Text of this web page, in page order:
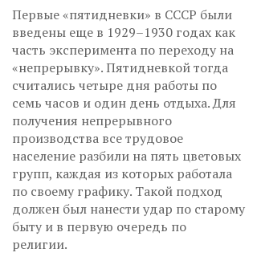
Первые «пятидневки» в СССР были
введены еще в 1929–1930 годах как
часть эксперимента по переходу на
«непрерывку». Пятидневкой тогда
считались четыре дня работы по
семь часов и один день отдыха. Для
получения непрерывного
производства все трудовое
население разбили на пять цветовых
групп, каждая из которых работала
по своему графику. Такой подход
должен был нанести удар по старому
быту и в первую очередь по
религии.